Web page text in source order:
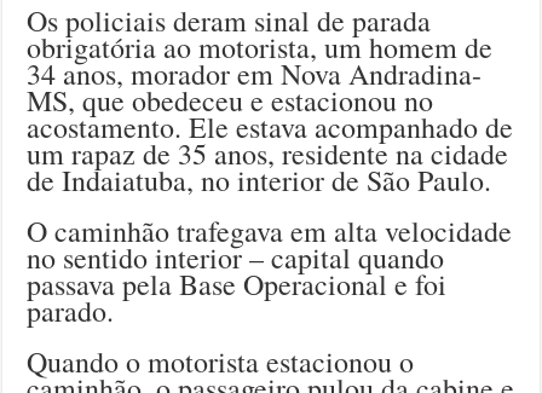
Os policiais deram sinal de parada
obrigatória ao motorista, um homem de
34 anos, morador em Nova Andradina-
MS, que obedeceu e estacionou no
acostamento. Ele estava acompanhado de
um rapaz de 35 anos, residente na cidade
de Indaiatuba, no interior de São Paulo.
O caminhão trafegava em alta velocidade
no sentido interior – capital quando
passava pela Base Operacional e foi
parado.
Quando o motorista estacionou o